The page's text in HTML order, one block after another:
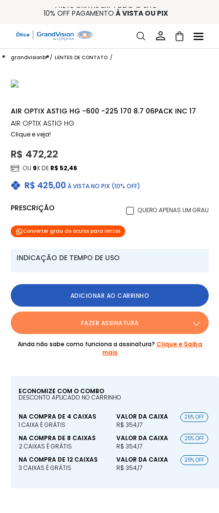
FRETE GRÁTIS EM TODO O SITE
10% OFF PAGAMENTO À VISTA OU PIX
15% OFF NA PRIMEIRA COMPRA (CONSULTE REGULAMENTO)
32% OFF NO COMBO - CONS. REG.
grandvisionbr LENTES DE CONTATO
AIR OPTIX ASTIG HG -600 -225 170 8.7 06PACK INC 17
AIR OPTIX ASTIG HG
Clique e veja!
R$ 425,00 À VISTA NO PIX (10% OFF)
R$ 472,22
OU 9X DE R$ 52,46
PRESCRIÇÃO QUERO APENAS UM GRAU
Converter grau de óculos para lentes
INDICAÇÃO DE TEMPO DE USO
ADICIONAR AO CARRINHO
FAZER ASSINATURA
Ainda não sabe como funciona a assinatura? Clique e Saiba
mais
ECONOMIZE COM O COMBO
DESCONTO APLICADO NO CARRINHO
NA COMPRA DE 4 CAIXAS
1 CAIXA É GRÁTIS
VALOR DA CAIXA
R$ 354,17
25% OFF
NA COMPRA DE 8 CAIXAS
2 CAIXAS É GRÁTIS
VALOR DA CAIXA
R$ 354,17
25% OFF
NA COMPRA DE 12 CAIXAS
3 CAIXAS É GRÁTIS
VALOR DA CAIXA
R$ 354,17
25% OFF